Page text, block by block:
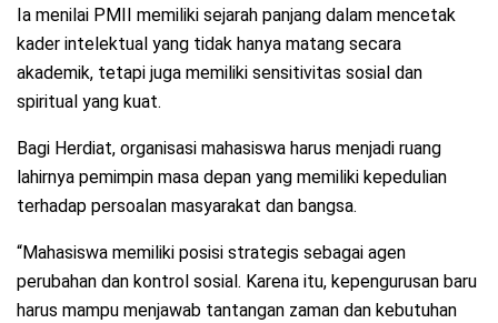
Ia menilai PMII memiliki sejarah panjang dalam mencetak
kader intelektual yang tidak hanya matang secara
akademik, tetapi juga memiliki sensitivitas sosial dan
spiritual yang kuat.
Bagi Herdiat, organisasi mahasiswa harus menjadi ruang
lahirnya pemimpin masa depan yang memiliki kepedulian
terhadap persoalan masyarakat dan bangsa.
“Mahasiswa memiliki posisi strategis sebagai agen
perubahan dan kontrol sosial. Karena itu, kepengurusan baru
harus mampu menjawab tantangan zaman dan kebutuhan